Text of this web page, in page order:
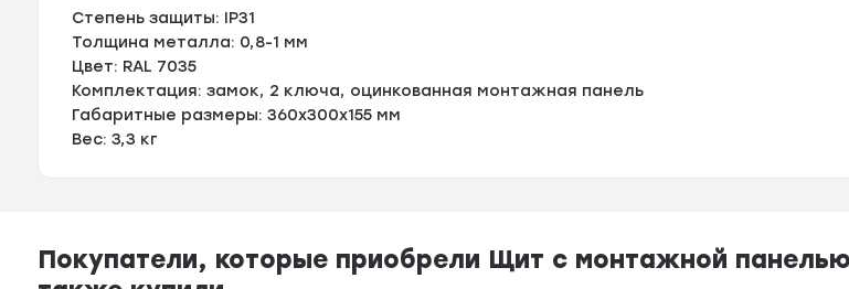
Степень защиты: IP31
Толщина металла: 0,8-1 мм
Цвет: RAL 7035
Комплектация: замок, 2 ключа, оцинкованная монтажная панель
Габаритные размеры: 360х300х155 мм
Вес: 3,3 кг
Покупатели, которые приобрели Щит с монтажной